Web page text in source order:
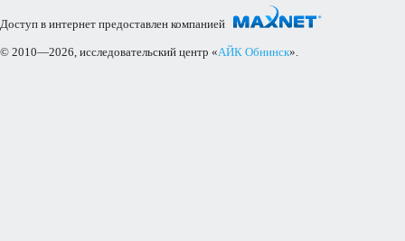
Доступ в интернет предоставлен компанией
© 2010—2026, исследовательский центр «АЙК Обнинск».